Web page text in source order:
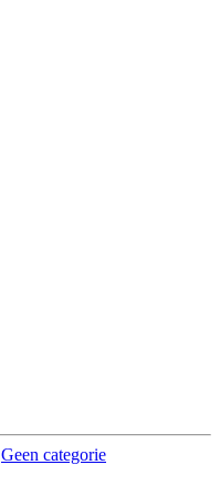
Geen categorie